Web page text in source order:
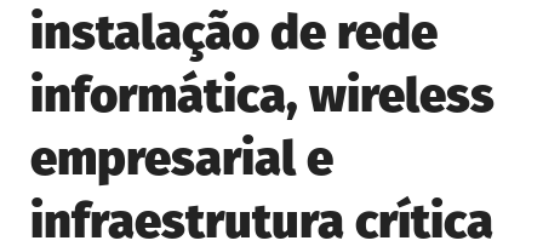
instalação de rede
informática, wireless
empresarial e
infraestrutura crítica